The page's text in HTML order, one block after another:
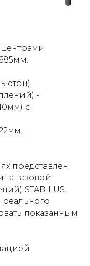
-
с
представлен
газовой
STABILUS.
показанным